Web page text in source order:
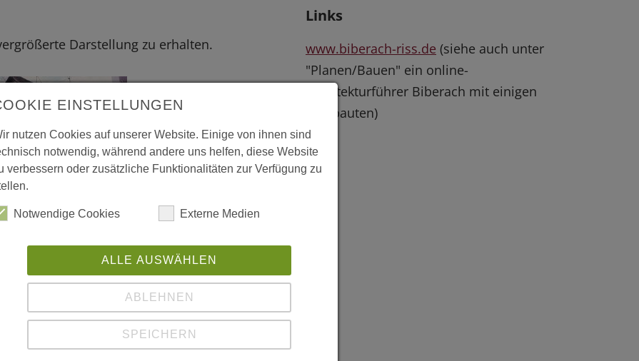
Darstellung zu erhalten.
Links
www.biberach-riss.de (siehe auch unter
"Planen/Bauen" ein online-
Architekturführer Biberach mit einigen
Holzbauten)
EINSTELLUNGEN
nutzen Cookies auf unserer Website. Einige von ihnen sind
notwendig, während andere uns helfen, diese Website
verbessern oder zusätzliche Funktionalitäten zur Verfügung zu
Notwendige Cookies Externe Medien
ALLE AUSWÄHLEN
ABLEHNEN
SPEICHERN